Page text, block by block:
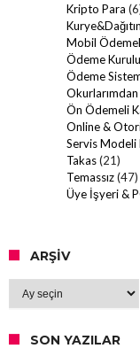
Kripto Para
Mobil
Ödeme
Ödeme
Ön Ödemeli
Online &
Servis Modeli
Takas(21)
Temassız(47)
Üye İşyeri &
ARŞIV
SON YAZILAR